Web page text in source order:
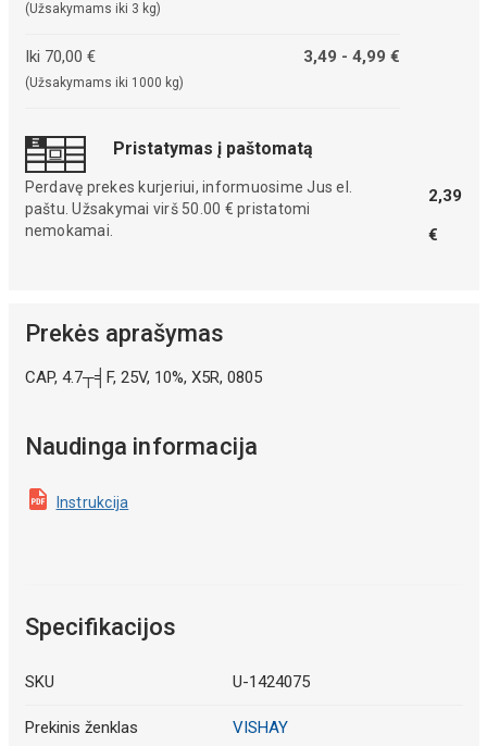
(Užsakymams iki 3 kg)
Iki 70,00 €
(Užsakymams iki 1000 kg)
3,49 - 4,99 €
Pristatymas į paštomatą
Perdavę prekes kurjeriui, informuosime Jus el.
paštu. Užsakymai virš 50.00 € pristatomi
nemokamai.
2,39
€
Prekės aprašymas
CAP, 4.7┬╡F, 25V, 10%, X5R, 0805
Naudinga informacija
Instrukcija
Specifikacijos
SKU U-1424075
Prekinis ženklas VISHAY